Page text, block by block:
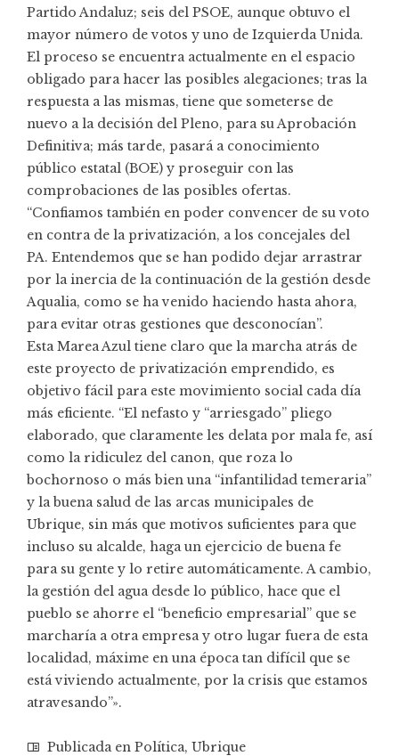
Partido Andaluz; seis del PSOE, aunque obtuvo el
mayor número de votos y uno de Izquierda Unida.
El proceso se encuentra actualmente en el espacio
obligado para hacer las posibles alegaciones; tras la
respuesta a las mismas, tiene que someterse de
nuevo a la decisión del Pleno, para su Aprobación
Definitiva; más tarde, pasará a conocimiento
público estatal (BOE) y proseguir con las
comprobaciones de las posibles ofertas.
“Confiamos también en poder convencer de su voto
en contra de la privatización, a los concejales del
PA. Entendemos que se han podido dejar arrastrar
por la inercia de la continuación de la gestión desde
Aqualia, como se ha venido haciendo hasta ahora,
para evitar otras gestiones que desconocían”.
Esta Marea Azul tiene claro que la marcha atrás de
este proyecto de privatización emprendido, es
objetivo fácil para este movimiento social cada día
más eficiente. “El nefasto y “arriesgado” pliego
elaborado, que claramente les delata por mala fe, así
como la ridiculez del canon, que roza lo
bochornoso o más bien una “infantilidad temeraria”
y la buena salud de las arcas municipales de
Ubrique, sin más que motivos suficientes para que
incluso su alcalde, haga un ejercicio de buena fe
para su gente y lo retire automáticamente. A cambio,
la gestión del agua desde lo público, hace que el
pueblo se ahorre el “beneficio empresarial” que se
marcharía a otra empresa y otro lugar fuera de esta
localidad, máxime en una época tan difícil que se
está viviendo actualmente, por la crisis que estamos
atravesando”».
Publicada en Política, Ubrique